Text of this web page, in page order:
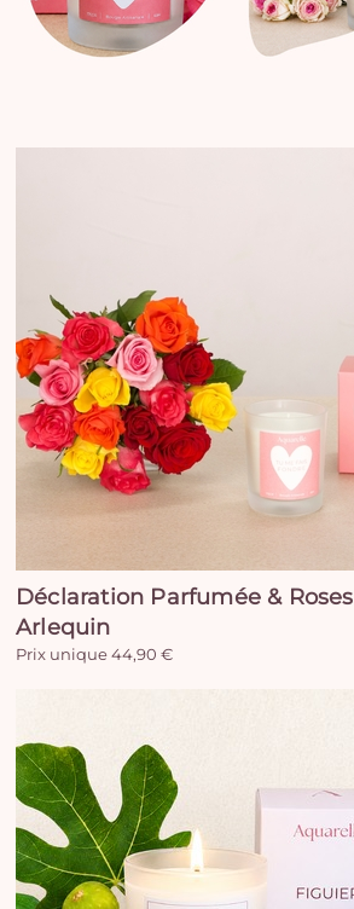
Déclaration Parfumée & Roses
Arlequin
Prix unique 44,90 €